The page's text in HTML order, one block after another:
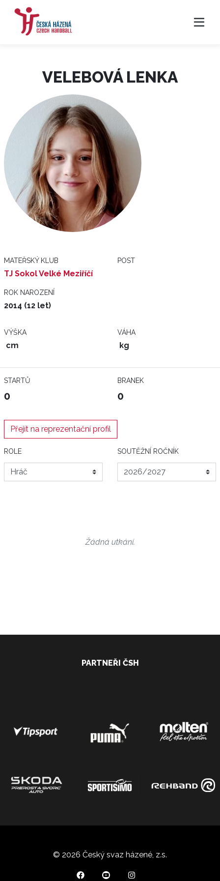
VELEBOVÁ LENKA
MATEŘSKÝ KLUB
TJ Sokol Velké Meziříčí
POST
ROK NAROZENÍ
2014 (12 let)
VÝŠKA
cm
VÁHA
kg
STARTŮ
0
BRANEK
0
Přejít na reprezentační profil
ROLE SOUTĚŽNÍ ROČNÍK
Žádná utkání.
PARTNEŘI ČSH
© 2026 Český svaz házené, z.s.